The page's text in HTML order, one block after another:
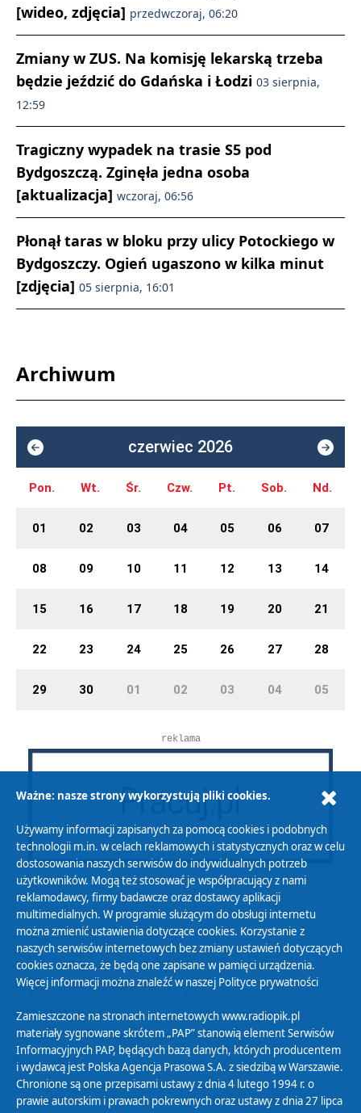
[wideo, zdjęcia] przedwczoraj, 06:20
Zmiany w ZUS. Na komisję lekarską trzeba
będzie jeździć do Gdańska i Łodzi 03 sierpnia,
12:59
Tragiczny wypadek na trasie S5 pod
Bydgoszczą. Zginęła jedna osoba
[aktualizacja] wczoraj, 06:56
Płonął taras w bloku przy ulicy Potockiego w
Bydgoszczy. Ogień ugaszono w kilka minut
[zdjęcia] 05 sierpnia, 16:01
Archiwum
czerwiec 2026
Pon. Wt. Śr. Czw. Pt. Sob. Nd.
01 02 03 04 05 06 07
08 09 10 11 12 13 14
15 16 17 18 19 20 21
22 23 24 25 26 27 28
29 30 01 02 03 04 05
reklama
Polityka Prywatności
Zasady korzystania z Serwisu
Organizacje Pożytku Publicznego
Cyfryzacja DAB+
Polityka ochrony danych osobowych
Abonament
Zamówienia publiczne
Ważne: nasze strony wykorzystują pliki cookies.
Używamy informacji zapisanych za pomocą cookies i podobnych
technologii m.in. w celach reklamowych i statystycznych oraz w celu
dostosowania naszych serwisów do indywidualnych potrzeb
użytkowników. Mogą też stosować je współpracujący z nami
reklamodawcy, firmy badawcze oraz dostawcy aplikacji
multimedialnych. W programie służącym do obsługi internetu
można zmienić ustawienia dotyczące cookies. Korzystanie z
naszych serwisów internetowych bez zmiany ustawień dotyczących
cookies oznacza, że będą one zapisane w pamięci urządzenia.
Więcej informacji można znaleźć w naszej Polityce prywatności
Zamieszczone na stronach internetowych www.radiopik.pl
materiały sygnowane skrótem „PAP” stanowią element Serwisów
Informacyjnych PAP, będących bazą danych, których producentem
i wydawcą jest Polska Agencja Prasowa S.A. z siedzibą w Warszawie.
Chronione są one przepisami ustawy z dnia 4 lutego 1994 r. o
prawie autorskim i prawach pokrewnych oraz ustawy z dnia 27 lipca